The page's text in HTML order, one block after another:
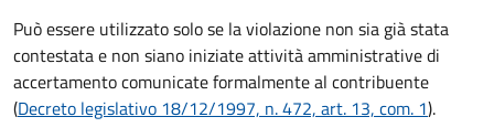
Può essere utilizzato solo se la violazione non sia già stata
contestata e non siano iniziate attività amministrative di
accertamento comunicate formalmente al contribuente
(Decreto legislativo 18/12/1997, n. 472, art. 13, com. 1).